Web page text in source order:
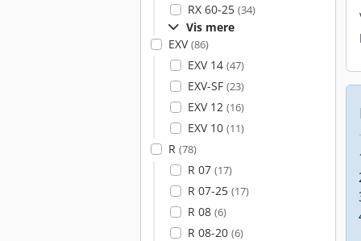
RX 60-25 (34)
Vis mere
EXV(86)
EXV 14 (47)
EXV-SF (23)
EXV 12 (16)
EXV 10 (11)
R (78)
R 07 (17)
R 07-25 (17)
R 08 (6)
R 08-20 (6)